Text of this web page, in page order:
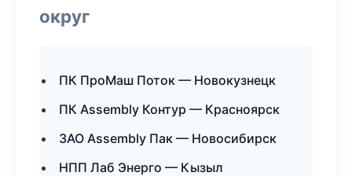
округ
ПК ПроМаш Поток — Новокузнецк
ПК Assembly Контур — Красноярск
ЗАО Assembly Пак — Новосибирск
НПП Лаб Энерго — Кызыл